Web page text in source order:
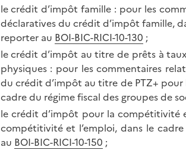
le crédit d’impôt famille : pour les
déclaratives du crédit d’impôt famille,
reporter au BOI-BIC-RICI-10-130 ;
le crédit d’impôt au titre de prêts à
physiques : pour les commentaires
du crédit d’impôt au titre de PTZ+ pour
cadre du régime fiscal des groupes de
le crédit d’impôt pour la compétitivité
compétitivité et l’emploi, dans le
au BOI-BIC-RICI-10-150 ;